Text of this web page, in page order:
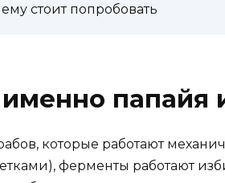
стоит попробовать
папайя
которые работают
ферменты работают